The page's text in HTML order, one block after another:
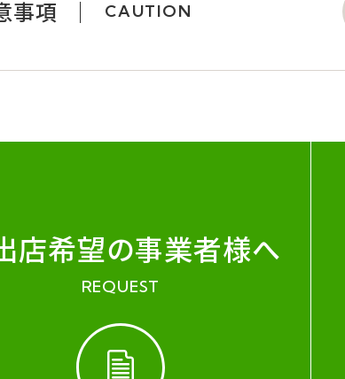
事項 CAUTION
店希望の事業者様へ
REQUEST